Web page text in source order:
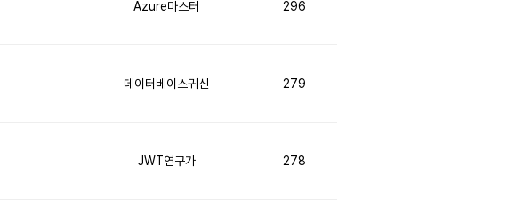
Azure마스터 296
데이터베이스귀신 279
JWT연구가 278